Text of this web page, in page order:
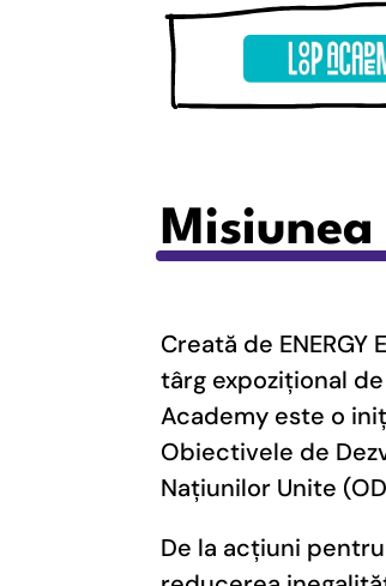
Creată de
târg expozițional
Academy este o
Obiectivele de
Națiunilor Unite
De la acțiuni